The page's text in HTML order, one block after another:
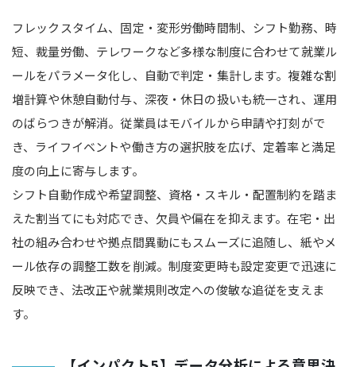
フレックスタイム、固定・変形労働時間制、シフト勤務、時
短、裁量労働、テレワークなど多様な制度に合わせて就業ル
ールをパラメータ化し、自動で判定・集計します。複雑な割
増計算や休憩自動付与、深夜・休日の扱いも統一され、運用
のばらつきが解消。従業員はモバイルから申請や打刻がで
き、ライフイベントや働き方の選択肢を広げ、定着率と満足
度の向上に寄与します。
シフト自動作成や希望調整、資格・スキル・配置制約を踏ま
えた割当てにも対応でき、欠員や偏在を抑えます。在宅・出
社の組み合わせや拠点間異動にもスムーズに追随し、紙やメ
ール依存の調整工数を削減。制度変更時も設定変更で迅速に
反映でき、法改正や就業規則改定への俊敏な追従を支えま
す。